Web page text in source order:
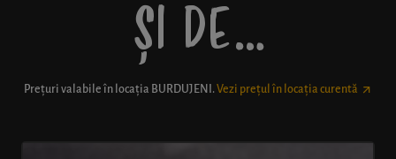
ȘI DE…
Prețuri valabile în locația BURDUJENI . Vezi prețul în locația curentă